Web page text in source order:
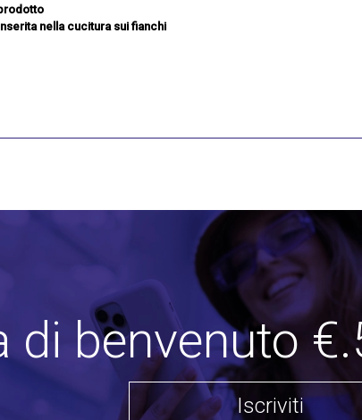
nella cucitura sui fianchi
di benvenuto
Iscriviti